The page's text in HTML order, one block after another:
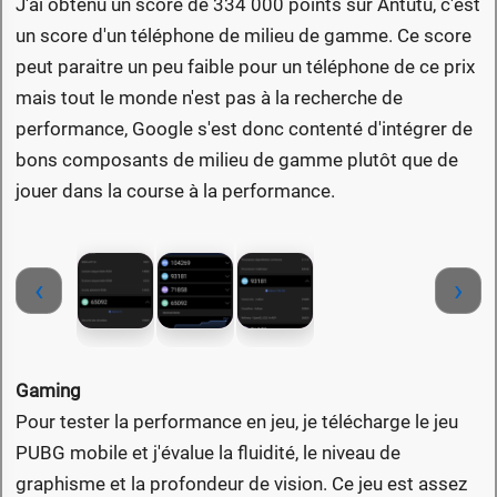
un score d'un téléphone de milieu de gamme. Ce score
peut paraitre un peu faible pour un téléphone de ce prix
mais tout le monde n'est pas à la recherche de
performance, Google s'est donc contenté d'intégrer de
bons composants de milieu de gamme plutôt que de
jouer dans la course à la performance.
‹ ›
Gaming
Pour tester la performance en jeu, je télécharge le jeu
PUBG mobile et j'évalue la fluidité, le niveau de
graphisme et la profondeur de vision. Ce jeu est assez